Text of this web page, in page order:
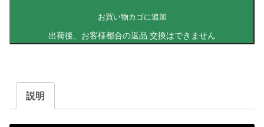
お買い物カゴに追加
説明